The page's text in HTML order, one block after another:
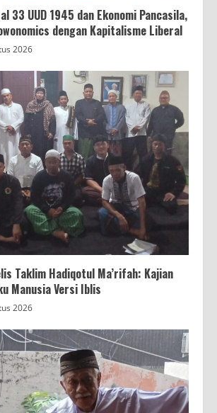
33 UUD 1945 dan Ekonomi Pancasila,
dengan Kapitalisme Liberal
2026
Taklim Hadiqotul Ma’rifah: Kajian
Manusia Versi Iblis
2026